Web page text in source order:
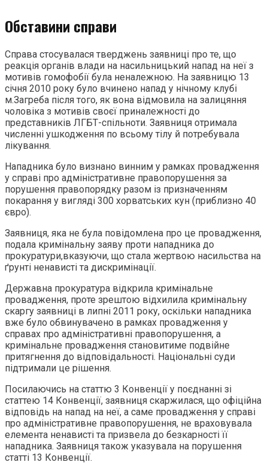
Обставини справи
Справа стосувалася тверджень заявниці про те, що
реакція органів влади на насильницький напад на неї з
мотивів гомофобії була неналежною. На заявницю 13
січня 2010 року було вчинено напад у нічному клубі
м.Загреба після того, як вона відмовила на залицяння
чоловіка з мотивів своєї приналежності до
представників ЛГБТ-спільноти. Заявниця отримала
численні ушкодження по всьому тілу й потребувала
лікування.
Нападника було визнано винним у рамках провадження
у справі про адміністративне правопорушення за
порушення правопорядку разом із призначенням
покарання у вигляді 300 хорватських кун (приблизно 40
євро).
Заявниця, яка не була повідомлена про це провадження,
подала кримінальну заяву проти нападника до
прокуратури,вказуючи, що стала жертвою насильства на
ґрунті ненависті та дискримінації.
Державна прокуратура відкрила кримінальне
провадження, проте зрештою відхилила кримінальну
скаргу заявниці в липні 2011 року, оскільки нападника
вже було обвинувачено в рамках провадження у
справах про адміністративні правопорушення, а
кримінальне провадження становитиме подвійне
притягнення до відповідальності. Національні суди
підтримали це рішення.
Посилаючись на статтю 3 Конвенції у поєднанні зі
статтею 14 Конвенції, заявниця скаржилася, що офіційна
відповідь на напад на неї, а саме провадження у справі
про адміністративне правопорушення, не враховувала
елемента ненависті та призвела до безкарності її
нападника. Заявниця також указувала на порушення
статті 13 Конвенції.